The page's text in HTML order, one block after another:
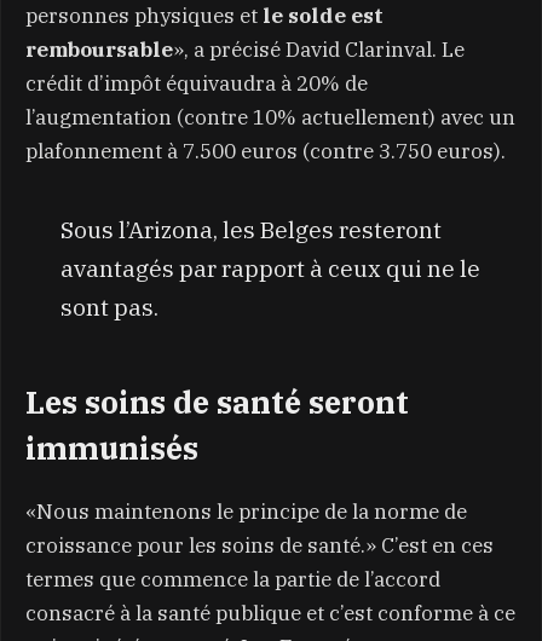
personnes physiques et le solde est
remboursable», a précisé David Clarinval. Le
crédit d’impôt équivaudra à 20% de
l’augmentation (contre 10% actuellement) avec un
plafonnement à 7.500 euros (contre 3.750 euros).
Sous l’Arizona, les Belges resteront
avantagés par rapport à ceux qui ne le
sont pas.
Les soins de santé seront
immunisés
«Nous maintenons le principe de la norme de
croissance pour les soins de santé.» C’est en ces
termes que commence la partie de l’accord
consacré à la santé publique et c’est conforme à ce